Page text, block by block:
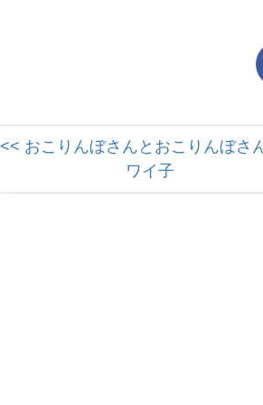
<< おこりんぼさんとおこりんぼさ
ワイ子